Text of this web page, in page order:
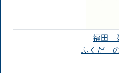
福田
ふくだ